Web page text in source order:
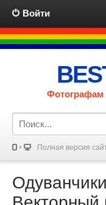
Войти
Фотографам
Полная версия